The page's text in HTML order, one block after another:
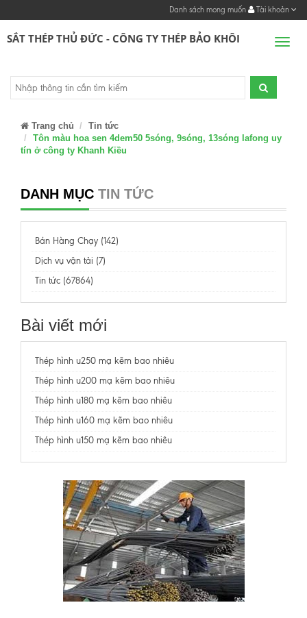
Danh sách mong muốn Tài khoản
SẮT THÉP THỦ ĐỨC - CÔNG TY THÉP BẢO KHÔI
Trang chủ
Tin tức
Tôn màu hoa sen 4dem50 5sóng, 9sóng, 13sóng lafong uy
tín ở công ty Khanh Kiều
DANH MỤC TIN TỨC
Bán Hàng Chạy (142)
Dịch vụ vận tải (7)
Tin tức (67864)
Bài viết mới
Thép hình u250 mạ kẽm bao nhiêu
Thép hình u200 mạ kẽm bao nhiêu
Thép hình u180 mạ kẽm bao nhiêu
Thép hình u160 mạ kẽm bao nhiêu
Thép hình u150 mạ kẽm bao nhiêu